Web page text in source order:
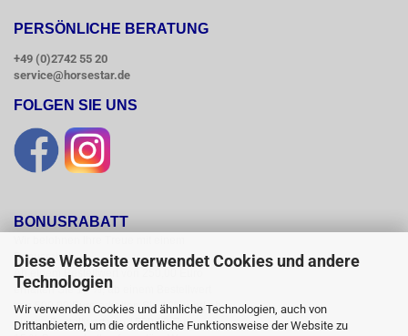
Diese Webseite verwendet Cookies und andere
Technologien
Wir verwenden Cookies und ähnliche Technologien, auch von
Drittanbietern, um die ordentliche Funktionsweise der Website zu
PERSÖNLICHE BERATUNG
+49 (0)2742 55 20
service@horsestar.de
FOLGEN SIE UNS
BONUSRABATT
Bonusrabatt.
Ab einem Bestellwert von 250,00 Euro
erhalten Sie 10 %, ab einem Bestellwert
von 500,00 Euro erhalten Sie 12% und ab
einem  Bestellwert von 1500,00 Euro